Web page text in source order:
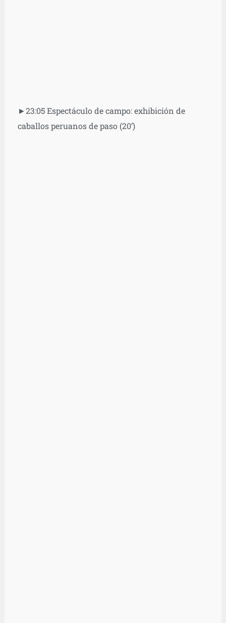
►23:05 Espectáculo de campo: exhibición de
caballos peruanos de paso (20’)